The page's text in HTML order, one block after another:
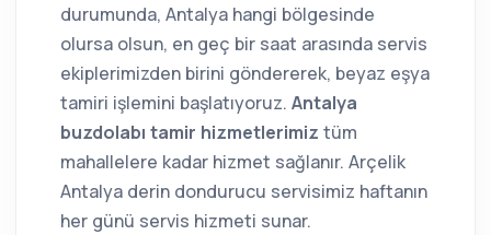
durumunda, Antalya hangi bölgesinde
olursa olsun, en geç bir saat arasında servis
ekiplerimizden birini göndererek, beyaz eşya
tamiri işlemini başlatıyoruz. Antalya
buzdolabı tamir hizmetlerimiz tüm
mahallelere kadar hizmet sağlanır. Arçelik
Antalya derin dondurucu servisimiz haftanın
her günü servis hizmeti sunar.